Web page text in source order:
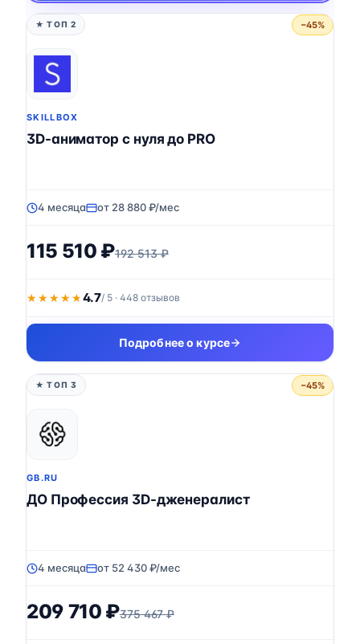
★ ТОП 2 −45%
SKILLBOX
3D-аниматор с нуля до PRO
4 месяца от 28 880 ₽/мес
115 510 ₽192 513 ₽
★★★★★
★★★★★ 4.7/ 5 · 448 отзывов
Подробнее о курсе
★ ТОП 3 −45%
GB.RU
ДО Профессия 3D-дженералист
4 месяца от 52 430 ₽/мес
209 710 ₽375 467 ₽